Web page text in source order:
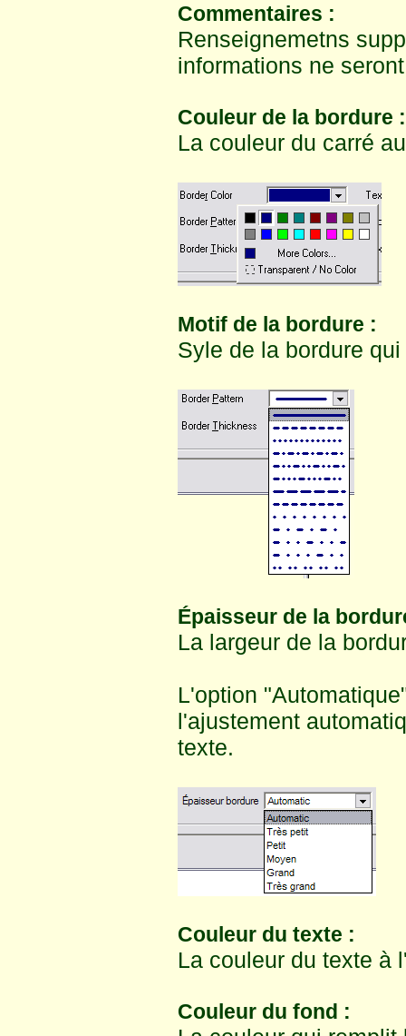
Commentaires :
Renseignemetns
informations ne
Couleur de la bordure :
La couleur du carré
Motif de la bordure :
Syle de la bordure
Épaisseur de la
La largeur de la
L'option
l'ajustement
texte.
Couleur du texte :
La couleur du texte à
Couleur du fond :